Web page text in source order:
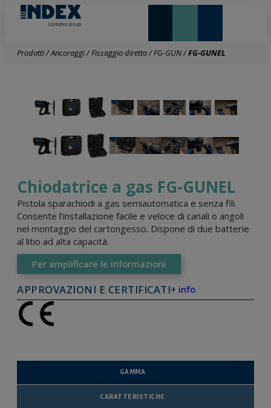
Prodotti/Ancoraggi/Fissaggio diretto/FG-GUN/FG-GUNEL
Chiodatrice a gas FG-GUNEL
Pistola sparachiodi a gas semiautomatica e senza fili.
Consente l’installazione facile e veloce di canali o angoli
nel montaggio del cartongesso. Dispone di due batterie
al litio ad alta capacità.
Per amplificare le informazioni
APPROVAZIONI E CERTIFICATI+ info
GAMMA
CARATTERISTICHE